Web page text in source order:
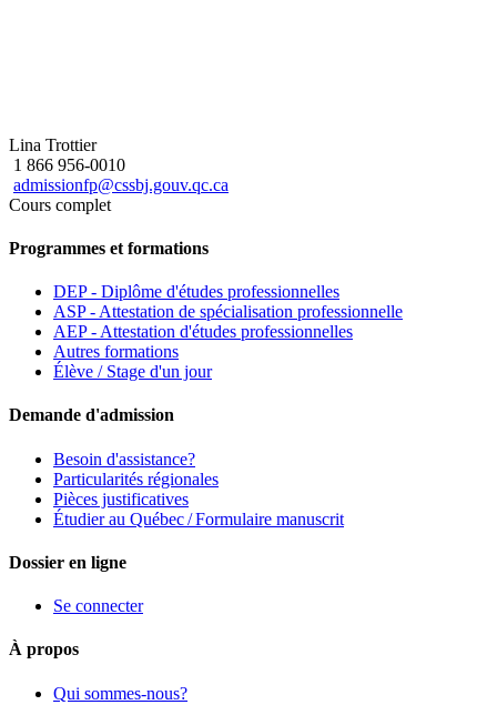
Lina Trottier
1 866 956-0010
admissionfp@cssbj.gouv.qc.ca
Cours complet
Programmes et formations
DEP - Diplôme d'études professionnelles
ASP - Attestation de spécialisation professionnelle
AEP - Attestation d'études professionnelles
Autres formations
Élève / Stage d'un jour
Demande d'admission
Besoin d'assistance?
Particularités régionales
Pièces justificatives
Étudier au Québec / Formulaire manuscrit
Dossier en ligne
Se connecter
À propos
Qui sommes-nous?